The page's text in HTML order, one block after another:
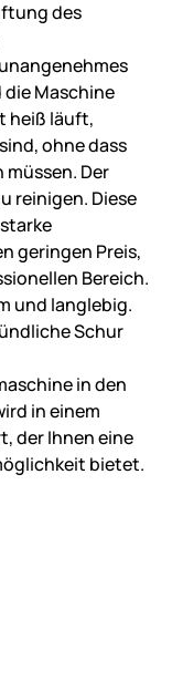
des
Maschine
heiß läuft,
ohne dass
Der
reinigen. Diese
geringen Preis,
Bereich.
und langlebig.
Schur
in den
in einem
der Ihnen eine
bietet.